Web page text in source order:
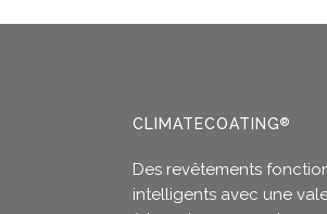
CLIMATECOATING®
Des revêtements
intelligents avec une